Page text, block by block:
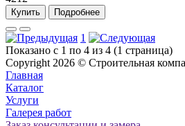
Купить Подробнее
1
Показано с 1 по 4 из 4 (1 страница)
Copyright 2026 © Строительная
Главная
Каталог
Услуги
Галерея работ